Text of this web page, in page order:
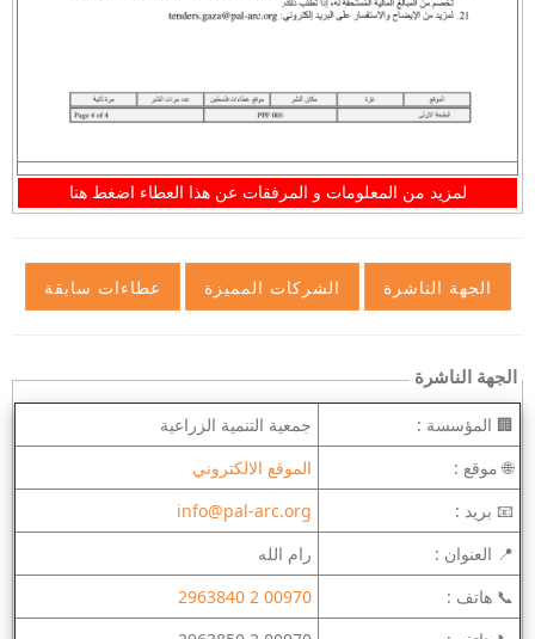
لمزيد من المعلومات و المرفقات عن هذا العطاء اضغط هنا
الجهة الناشرة
🏢 المؤسسة :
جمعية التنمية الزراعية
🌐 موقع :
الموقع الالكتروني
📧 بريد :
info@pal-arc.org
📍 العنوان :
رام الله
📞 هاتف :
00970 2 2963840